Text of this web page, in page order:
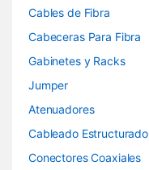
Cables de Fibra
Cabeceras Para Fibra
Gabinetes y Racks
Jumper
Atenuadores
Cableado Estructurado
Conectores Coaxiales